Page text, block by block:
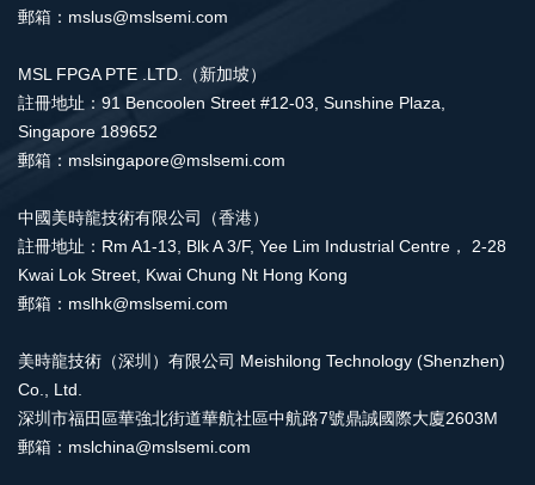
郵箱：mslus@mslsemi.com
MSL FPGA PTE .LTD.（新加坡）
註冊地址：91 Bencoolen Street #12-03, Sunshine Plaza,
Singapore 189652
郵箱：mslsingapore@mslsemi.com
中國美時龍技術有限公司（香港）
註冊地址：Rm A1-13, Blk A 3/F, Yee Lim Industrial Centre， 2-28
Kwai Lok Street, Kwai Chung Nt Hong Kong
郵箱：mslhk@mslsemi.com
美時龍技術（深圳）有限公司 Meishilong Technology (Shenzhen)
Co., Ltd.
深圳市福田區華強北街道華航社區中航路7號鼎誠國際大廈2603M
郵箱：mslchina@mslsemi.com